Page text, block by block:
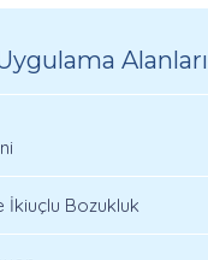
Alanları
İkiuçlu Bozukluk